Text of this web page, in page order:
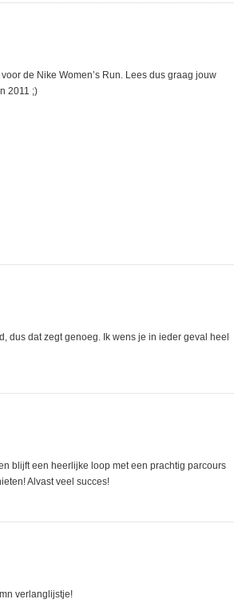
de Nike Women’s Run. Lees dus graag jouw
2011 ;)
dus dat zegt genoeg. Ik wens je in ieder geval heel
blijft een heerlijke loop met een prachtig parcours
Alvast veel succes!
verlanglijstje!